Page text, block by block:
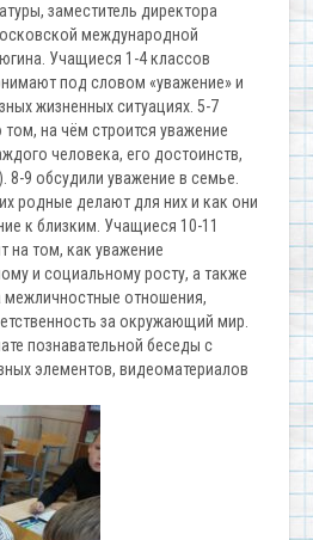
заместитель директора
международной
Учащиеся 1-4 классов
под словом «уважение» и
жизненных ситуациях. 5-7
на чём строится уважение
человека, его достоинств,
8-9 обсудили уважение в семье.
родные делают для них и как они
к близким. Учащиеся 10-11
на том, как уважение
и социальному росту, а также
межличностные отношения,
за окружающий мир.
познавательной беседы с
элементов, видеоматериалов